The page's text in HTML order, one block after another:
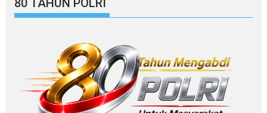
80 TAHUN POLRI